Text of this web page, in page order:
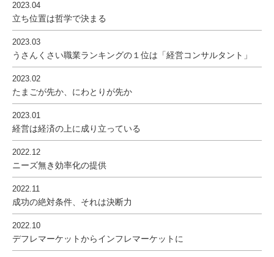
2023.04
立ち位置は哲学で決まる
2023.03
うさんくさい職業ランキングの１位は「経営コンサルタント」
2023.02
たまごが先か、にわとりが先か
2023.01
経営は経済の上に成り立っている
2022.12
ニーズ無き効率化の提供
2022.11
成功の絶対条件、それは決断力
2022.10
デフレマーケットからインフレマーケットに